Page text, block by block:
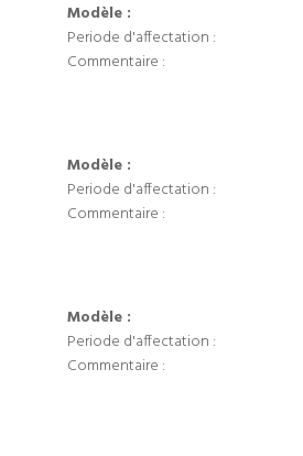
Modèle :
Periode d'affectation :
Commentaire :
Modèle :
Periode d'affectation :
Commentaire :
Modèle :
Periode d'affectation :
Commentaire :